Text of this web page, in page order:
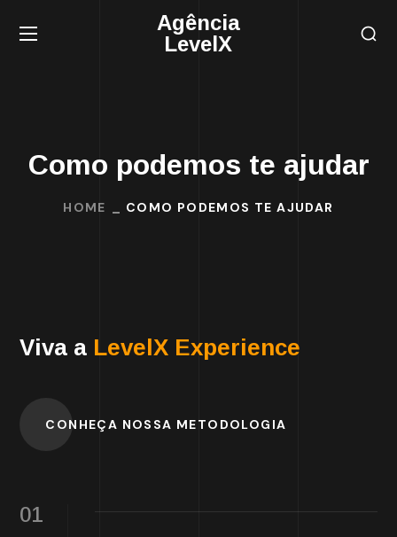
Agência
LevelX
Como podemos te ajudar
HOME COMO PODEMOS TE AJUDAR
Viva a LevelX Experience
CONHEÇA NOSSA METODOLOGIA
01